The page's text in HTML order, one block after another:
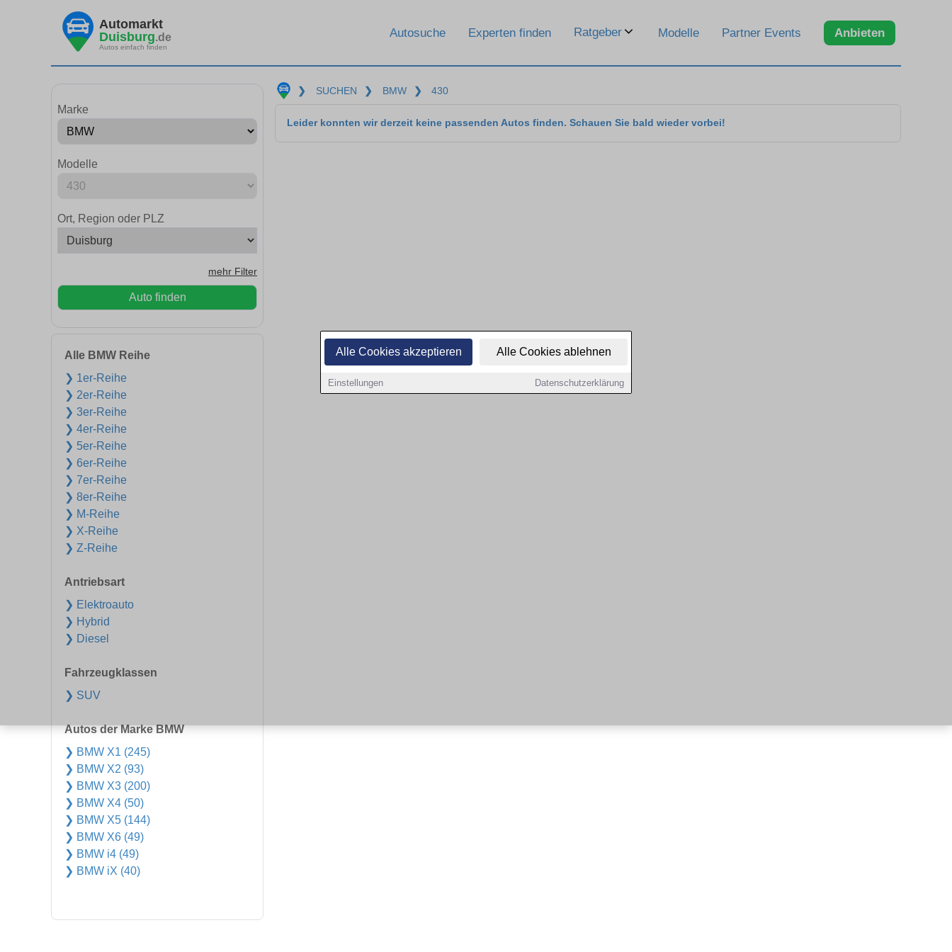
Alle Cookies akzeptieren Alle Cookies ablehnen
Einstellungen Datenschutzerklärung
Automarkt
Duisburg.de
Autos einfach finden
Autosuche Experten finden Ratgeber Modelle Partner Events Anbieten
Marke
Modelle
Ort, Region oder PLZ
mehr Filter
Auto finden
Alle BMW Reihe
❯ 1er-Reihe
❯ 2er-Reihe
❯ 3er-Reihe
❯ 4er-Reihe
❯ 5er-Reihe
❯ 6er-Reihe
❯ 7er-Reihe
❯ 8er-Reihe
❯ M-Reihe
❯ X-Reihe
❯ Z-Reihe
Antriebsart
❯ Elektroauto
❯ Hybrid
❯ Diesel
Fahrzeugklassen
❯ SUV
Autos der Marke BMW
❯ BMW X1 (245)
❯ BMW X2 (93)
❯ BMW X3 (200)
❯ BMW X4 (50)
❯ BMW X5 (144)
❯ BMW X6 (49)
❯ BMW i4 (49)
❯ BMW iX (40)
❯ SUCHEN ❯ BMW ❯ 430
Leider konnten wir derzeit keine passenden Autos finden. Schauen Sie bald wieder vorbei!